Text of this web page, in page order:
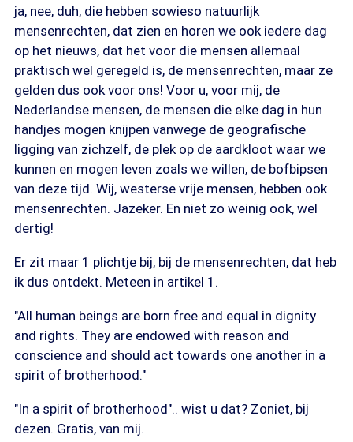
ja, nee, duh, die hebben sowieso natuurlijk
mensenrechten, dat zien en horen we ook iedere dag
op het nieuws, dat het voor die mensen allemaal
praktisch wel geregeld is, de mensenrechten, maar ze
gelden dus ook voor ons! Voor u, voor mij, de
Nederlandse mensen, de mensen die elke dag in hun
handjes mogen knijpen vanwege de geografische
ligging van zichzelf, de plek op de aardkloot waar we
kunnen en mogen leven zoals we willen, de bofbipsen
van deze tijd. Wij, westerse vrije mensen, hebben ook
mensenrechten. Jazeker. En niet zo weinig ook, wel
dertig!
Er zit maar 1 plichtje bij, bij de mensenrechten, dat heb
ik dus ontdekt. Meteen in artikel 1.
"All human beings are born free and equal in dignity
and rights. They are endowed with reason and
conscience and should act towards one another in a
spirit of brotherhood."
"In a spirit of brotherhood".. wist u dat? Zoniet, bij
dezen. Gratis, van mij.